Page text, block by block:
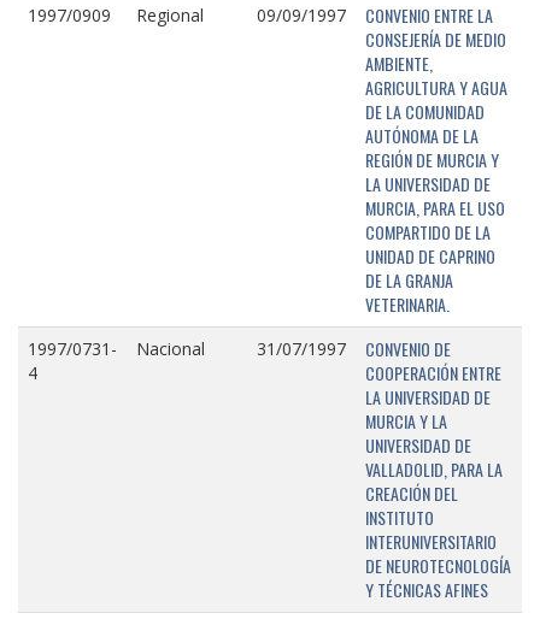
1997/0909 Regional 09/09/1997
CONVENIO ENTRE LA
CONSEJERÍA DE MEDIO
AMBIENTE,
AGRICULTURA Y AGUA
DE LA COMUNIDAD
AUTÓNOMA DE LA
REGIÓN DE MURCIA Y
LA UNIVERSIDAD DE
MURCIA, PARA EL USO
COMPARTIDO DE LA
UNIDAD DE CAPRINO
DE LA GRANJA
VETERINARIA.
1997/0731-
4
Nacional 31/07/1997
CONVENIO DE
COOPERACIÓN ENTRE
LA UNIVERSIDAD DE
MURCIA Y LA
UNIVERSIDAD DE
VALLADOLID, PARA LA
CREACIÓN DEL
INSTITUTO
INTERUNIVERSITARIO
DE NEUROTECNOLOGÍA
Y TÉCNICAS AFINES